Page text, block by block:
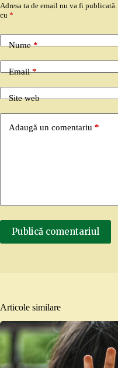
Adresa ta de email nu va fi publicată.
cu *
Nume*
Email*
Site web
Adaugă un comentariu *
Publică comentariul
Articole similare